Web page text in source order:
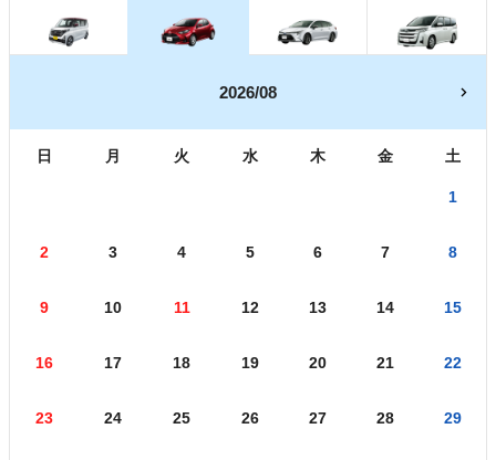
2026/08
日 月 火 水 木 金 土
1
2 3 4 5 6 7 8
9 10 11 12 13 14 15
16 17 18 19 20 21 22
23 24 25 26 27 28 29